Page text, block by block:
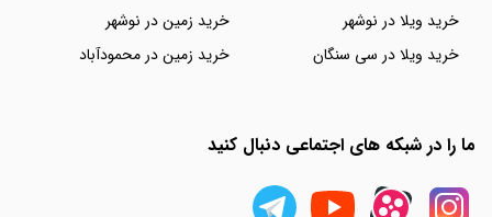
خرید ویلا در نوشهر
خرید ویلا در سی سنگان
خرید زمین در نوشهر
خرید زمین در محمودآباد
ما را در شبکه های اجتماعی دنبال کنید